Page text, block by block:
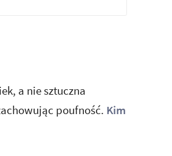
a nie sztuczna
poufność. Kim